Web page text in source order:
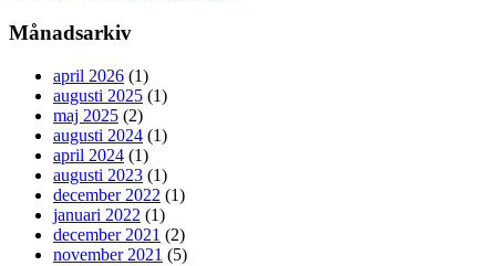
Månadsarkiv
april 2026 (1)
augusti 2025 (1)
maj 2025 (2)
augusti 2024 (1)
april 2024 (1)
augusti 2023 (1)
december 2022 (1)
januari 2022 (1)
december 2021 (2)
november 2021 (5)